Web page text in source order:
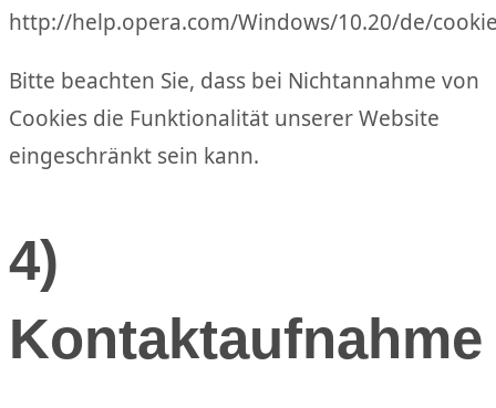
http://help.opera.com/Windows/10.20/de/
Bitte beachten Sie, dass bei Nichtannahme von
Cookies die Funktionalität unserer Website
eingeschränkt sein kann.
4)
Kontaktaufnahme